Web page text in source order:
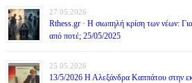
27.05.2026
Rthess.gr · Η σιωπηλή κρίση των νέων:
από ποτέ; 25/05/2025
25.05.2026
13/5/2026 Η Αλεξάνδρα Καππάτου στην